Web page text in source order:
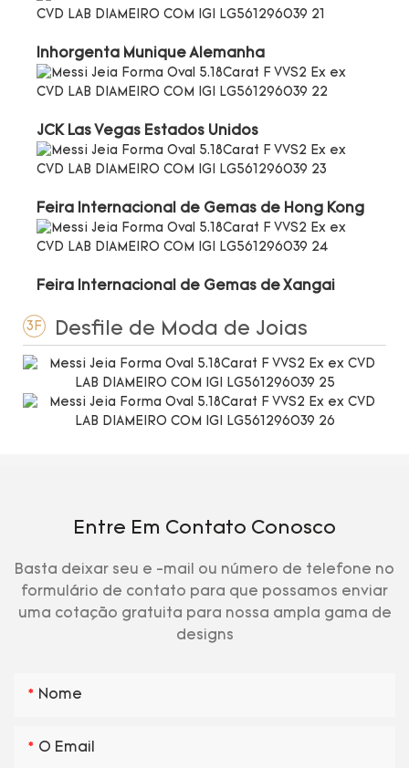
Inhorgenta Munique Alemanha
JCK Las Vegas Estados Unidos
Feira Internacional de Gemas de Hong Kong
Feira Internacional de Gemas de Xangai
3F Desfile de Moda de Joias
Entre Em Contato Conosco
Basta deixar seu e -mail ou número de telefone no
formulário de contato para que possamos enviar
uma cotação gratuita para nossa ampla gama de
designs
Nome
O Email